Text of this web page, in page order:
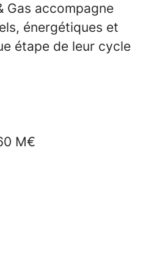
Gas accompagne
énergétiques et
étape de leur cycle
M€